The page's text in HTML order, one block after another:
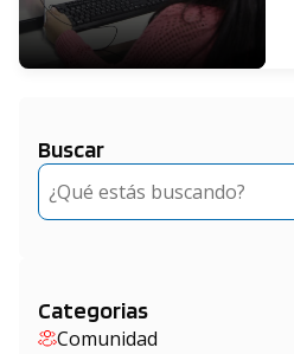
Buscar
Buscar
Categorias
Comunidad